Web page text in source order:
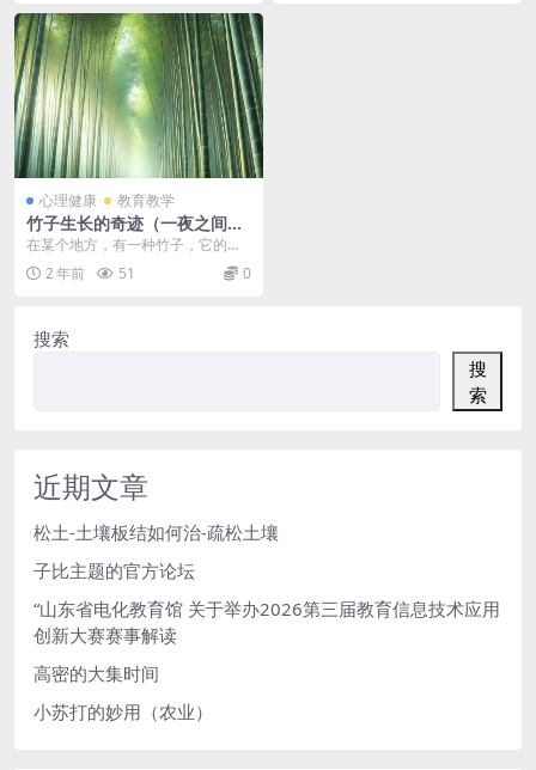
心理健康 教育教学
竹子生长的奇迹（一夜之间几
十米）
在某个地方，有一种竹子，它的生
长方式与其他植物大相径庭。在种
下竹子种子后的前几年...
2 年前 51 0
搜索
搜
索
近期文章
松土-土壤板结如何治-疏松土壤
子比主题的官方论坛
“山东省电化教育馆 关于举办2026第三届教育信息技术应用
创新大赛赛事解读
高密的大集时间
小苏打的妙用（农业）